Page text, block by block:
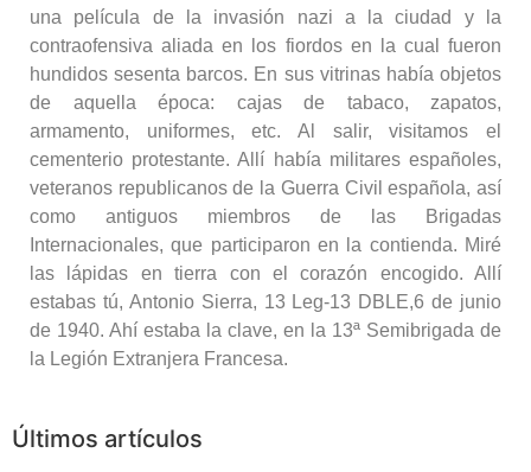
una película de la invasión nazi a la ciudad y la
contraofensiva aliada en los fiordos en la cual fueron
hundidos sesenta barcos. En sus vitrinas había objetos
de aquella época: cajas de tabaco, zapatos,
armamento, uniformes, etc. Al salir, visitamos el
cementerio protestante. Allí había militares españoles,
veteranos republicanos de la Guerra Civil española, así
como antiguos miembros de las Brigadas
Internacionales, que participaron en la contienda. Miré
las lápidas en tierra con el corazón encogido. Allí
estabas tú, Antonio Sierra, 13 Leg-13 DBLE,6 de junio
de 1940. Ahí estaba la clave, en la 13ª Semibrigada de
la Legión Extranjera Francesa.
Últimos artículos